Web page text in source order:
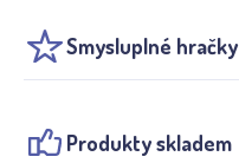
Smysluplné hračky
Produkty skladem